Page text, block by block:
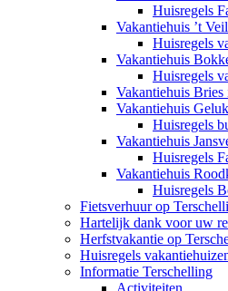
Huisregels
Vakantiehuis ’t
Huisregels
Vakantiehuis
Huisregels
Vakantiehuis
Vakantiehuis
Huisregels
Vakantiehuis
Huisregels
Vakantiehuis
Huisregels
Fietsverhuur op
Hartelijk dank voor uw
Herfstvakantie op
Huisregels
Informatie Terschelling
Activiteiten